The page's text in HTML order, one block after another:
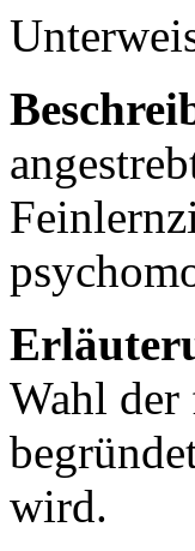
Wahl der
wird.